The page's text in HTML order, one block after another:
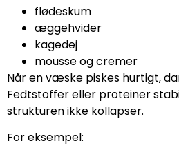
flødeskum
æggehvider
kagedej
mousse og cremer
Når en væske piskes hurtigt,
Fedtstoffer eller proteiner
strukturen ikke kollapser.
For eksempel: